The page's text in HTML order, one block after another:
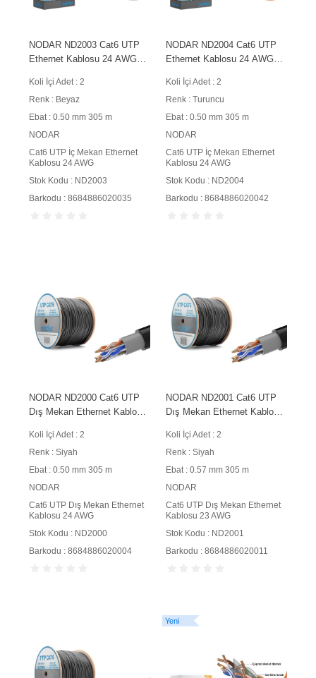
NODAR ND2003 Cat6 UTP
Ethernet Kablosu 24 AWG
Koli İçi Adet : 2
Renk : Beyaz
Ebat : 0.50 mm 305 m
NODAR
Cat6 UTP İç Mekan Ethernet
Kablosu 24 AWG
Stok Kodu : ND2003
Barkodu : 8684886020035
NODAR ND2004 Cat6 UTP
Ethernet Kablosu 24 AWG
Turuncu
Koli İçi Adet : 2
Renk : Turuncu
Ebat : 0.50 mm 305 m
NODAR
Cat6 UTP İç Mekan Ethernet
Kablosu 24 AWG
Stok Kodu : ND2004
Barkodu : 8684886020042
NODAR ND2000 Cat6 UTP
Dış Mekan Ethernet Kablosu
m Siyah
Koli İçi Adet : 2
Renk : Siyah
Ebat : 0.50 mm 305 m
NODAR
Cat6 UTP Dış Mekan Ethernet
Kablosu 24 AWG
Stok Kodu : ND2000
Barkodu : 8684886020004
NODAR ND2001 Cat6 UTP
Dış Mekan Ethernet Kablosu
m Siyah
Koli İçi Adet : 2
Renk : Siyah
Ebat : 0.57 mm 305 m
NODAR
Cat6 UTP Dış Mekan Ethernet
Kablosu 23 AWG
Stok Kodu : ND2001
Barkodu : 8684886020011
Yeni